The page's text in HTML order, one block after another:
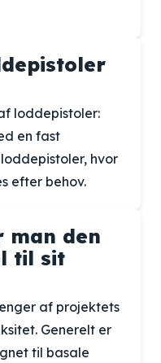
loddepistoler:
en fast
hvor
efter behov.
man den
til sit
af projektets
Generelt er
til basale